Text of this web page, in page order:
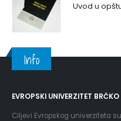
Uvod u
Info
EVROPSKI UNIVERZITET
Ciljevi Evropskog univerziteta